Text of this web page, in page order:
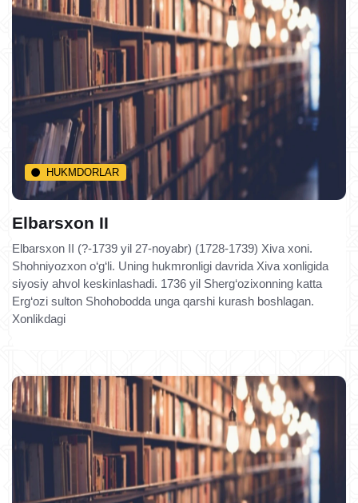
HUKMDORLAR
Elbarsxon II
Elbarsxon II (?-1739 yil 27-noyabr) (1728-1739) Xiva xoni.
Shohniyozxon o‘g‘li. Uning hukmronligi davrida Xiva xonligida
siyosiy ahvol keskinlashadi. 1736 yil Sherg‘ozixonning katta
Erg‘ozi sulton Shohobodda unga qarshi kurash boshlagan.
Xonlikdagi